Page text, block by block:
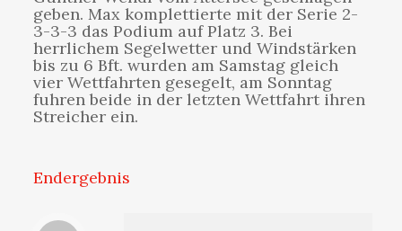
geben. Max komplettierte mit der Serie 2-
3-3-3 das Podium auf Platz 3. Bei
herrlichem Segelwetter und Windstärken
bis zu 6 Bft. wurden am Samstag gleich
vier Wettfahrten gesegelt, am Sonntag
fuhren beide in der letzten Wettfahrt ihren
Streicher ein.
Endergebnis